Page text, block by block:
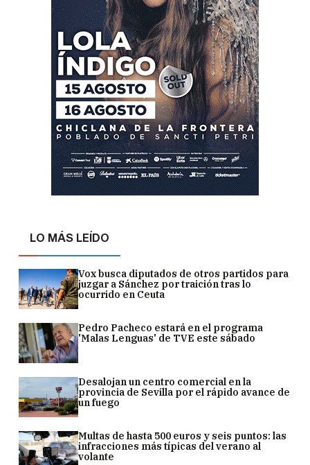
LO MÁS LEÍDO
Vox busca diputados de otros partidos para
juzgar a Sánchez por traición tras lo
ocurrido en Ceuta
Pedro Pacheco estará en el programa
'Malas Lenguas' de TVE este sábado
Desalojan un centro comercial en la
provincia de Sevilla por el rápido avance de
un fuego
Multas de hasta 500 euros y seis puntos: las
infracciones más típicas del verano al
volante